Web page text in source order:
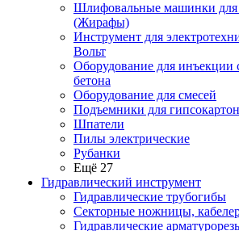
Шлифовальные машинки для
(Жирафы)
Инструмент для
Вольт
Оборудование для инъекции
бетона
Оборудование для смесей
Подъемники для
Шпатели
Пилы электрические
Рубанки
Ещё 27
Гидравлический инструмент
Гидравлические трубогибы
Секторные ножницы,
Гидравлические